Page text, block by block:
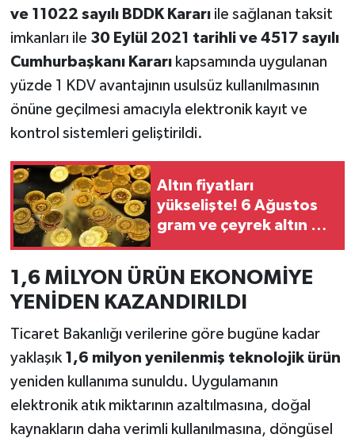
ve 11022 sayılı BDDK Kararıile sağlanan taksit
imkanları ile 30 Eylül 2021 tarihli ve 4517 sayılı
Cumhurbaşkanı Kararıkapsamında uygulanan
yüzde 1 KDV avantajının usulsüz kullanılmasının
önüne geçilmesi amacıyla elektronik kayıt ve
kontrol sistemleri geliştirildi.
Altın fiyatları
yükselişte! 6 Ağustos
gram ve çeyrek altın ne
fiyatlar
1,6 MİLYON ÜRÜN EKONOMİYE
YENİDEN KAZANDIRILDI
Ticaret Bakanlığı verilerine göre bugüne kadar
yaklaşık 1,6 milyon yenilenmiş teknolojik ürün
yeniden kullanıma sunuldu. Uygulamanın
elektronik atık miktarının azaltılmasına, doğal
kaynakların daha verimli kullanılmasına, döngüsel